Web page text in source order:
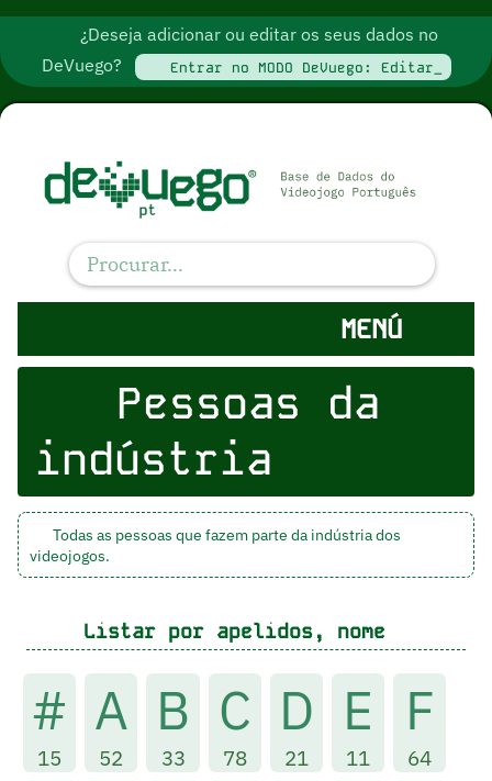
¿Deseja adicionar ou editar os seus dados no
DeVuego?
Entrar no MODO DeVuego: Editar_
MENÚ
Pessoas da
indústria
Todas as pessoas que fazem parte da indústria dos
videojogos.
Listar por apelidos, nome
#
15
A
52
B
33
C
78
D
21
E
11
F
64